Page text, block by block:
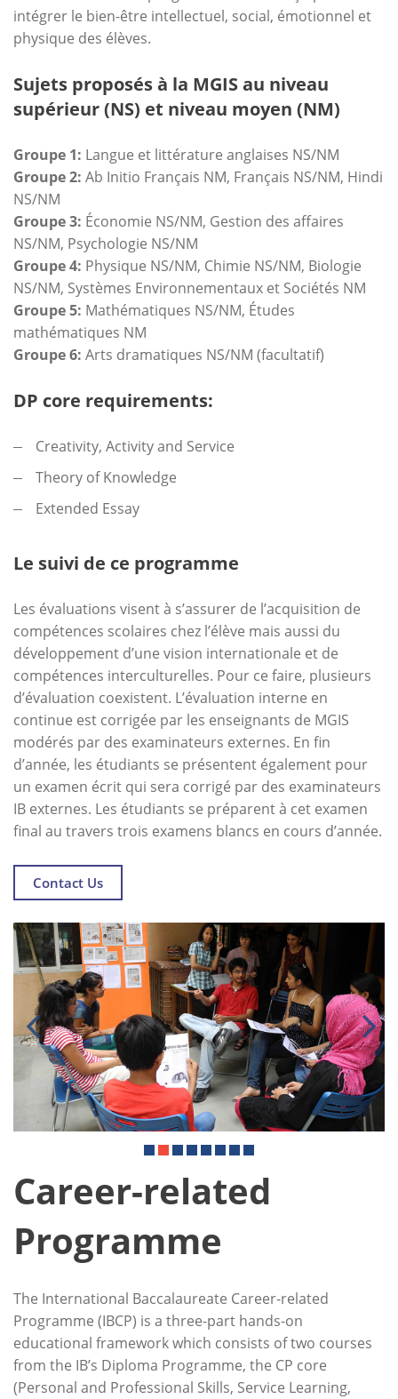
intégrer le bien-être intellectuel, social, émotionnel et
physique des élèves.
Sujets proposés à la MGIS au niveau
supérieur (NS) et niveau moyen (NM)
Groupe 1: Langue et littérature anglaises NS/NM
Groupe 2: Ab Initio Français NM, Français NS/NM, Hindi
NS/NM
Groupe 3: Économie NS/NM, Gestion des affaires
NS/NM, Psychologie NS/NM
Groupe 4: Physique NS/NM, Chimie NS/NM, Biologie
NS/NM, Systèmes Environnementaux et Sociétés NM
Groupe 5: Mathématiques NS/NM, Études
mathématiques NM
Groupe 6: Arts dramatiques NS/NM (facultatif)
DP core requirements:
Creativity, Activity and Service
Theory of Knowledge
Extended Essay
Le suivi de ce programme
Les évaluations visent à s’assurer de l’acquisition de
compétences scolaires chez l’élève mais aussi du
développement d’une vision internationale et de
compétences interculturelles. Pour ce faire, plusieurs
d’évaluation coexistent. L’évaluation interne en
continue est corrigée par les enseignants de MGIS
modérés par des examinateurs externes. En fin
d’année, les étudiants se présentent également pour
un examen écrit qui sera corrigé par des examinateurs
IB externes. Les étudiants se préparent à cet examen
final au travers trois examens blancs en cours d’année.
Contact Us
Career-related
Programme
The International Baccalaureate Career-related
Programme (IBCP) is a three-part hands-on
educational framework which consists of two courses
from the IB’s Diploma Programme, the CP core
(Personal and Professional Skills, Service Learning,